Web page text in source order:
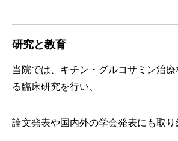
研究と教育
当院では、キチン・グルコサミン治
る臨床研究を行い、
論文発表や国内外の学会発表にも取り